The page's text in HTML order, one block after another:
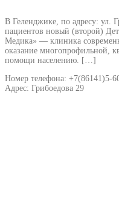
В Геленджике, по адресу: ул.
пациентов новый (второй)
Медика» — клиника
оказание многопрофильной,
помощи населению. […]
Номер телефона: +7(86141)5-
Адрес: Грибоедова 29